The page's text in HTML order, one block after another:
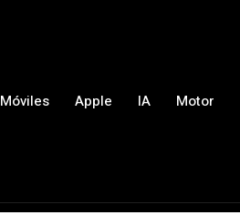
Móviles Apple IA Motor